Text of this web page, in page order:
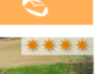
✷✷✷✷